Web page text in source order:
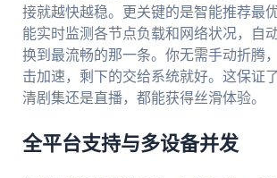
接就越快越稳。更关键的是智能推荐最
能实时监测各节点负载和网络状况，自
换到最流畅的那一条。你无需手动折腾
击加速，剩下的交给系统就好。这保证
清剧集还是直播，都能获得丝滑体验。
全平台支持与多设备并发